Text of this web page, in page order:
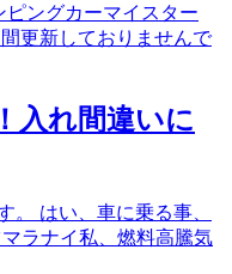
ングカーマイスター
更新しておりませんで
入れ間違いに
。 はい、車に乗る事、
ラナイ私、燃料高騰気